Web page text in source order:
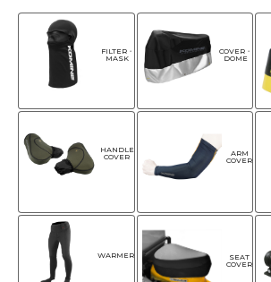
FILTER・
MASK
COVER・
DOME
HANDLE
COVER
ARM
COVER
WARMER
SEAT
COVER